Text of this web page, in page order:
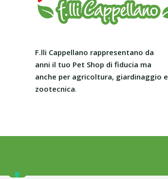
F.lli Cappellano rappresentano da
anni il tuo Pet Shop di fiducia ma
anche per agricoltura, giardinaggio e
zootecnica.